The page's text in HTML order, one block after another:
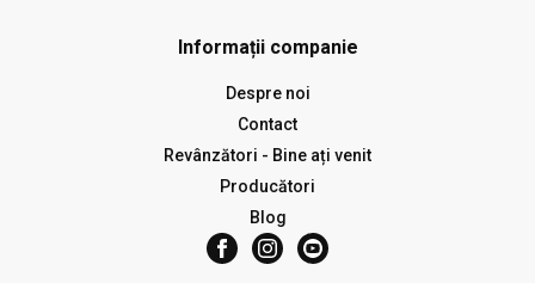
Informații companie
Despre noi
Contact
Revânzători - Bine ați venit
Producători
Blog